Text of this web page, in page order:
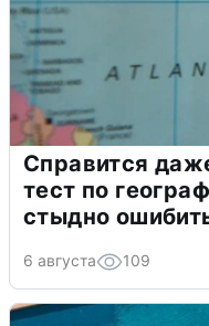
Справится
тест по
стыдно
6 августа 109